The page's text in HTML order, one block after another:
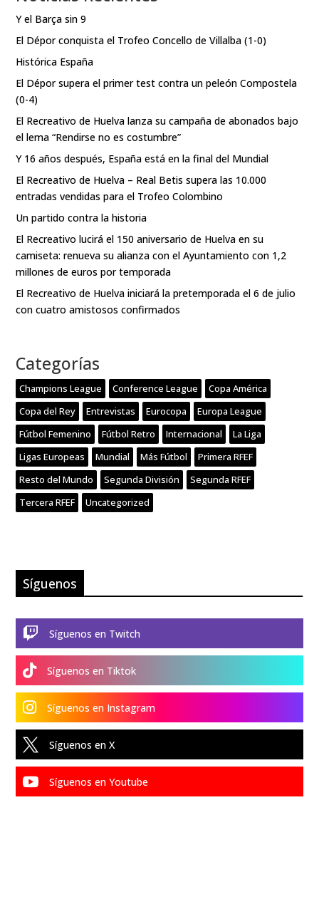
Y el Barça sin 9
El Dépor conquista el Trofeo Concello de Villalba (1-0)
Histórica España
El Dépor supera el primer test contra un peleón Compostela
(0-4)
El Recreativo de Huelva lanza su campaña de abonados bajo
el lema “Rendirse no es costumbre”
Y 16 años después, España está en la final del Mundial
El Recreativo de Huelva – Real Betis supera las 10.000
entradas vendidas para el Trofeo Colombino
Un partido contra la historia
El Recreativo lucirá el 150 aniversario de Huelva en su
camiseta: renueva su alianza con el Ayuntamiento con 1,2
millones de euros por temporada
El Recreativo de Huelva iniciará la pretemporada el 6 de julio
con cuatro amistosos confirmados
Categorías
Champions League Conference League
Copa América
Copa del Rey
Entrevistas Eurocopa
Europa League
Fútbol Femenino
Fútbol Retro Internacional
La Liga
Ligas Europeas
Mundial Más Fútbol
Primera RFEF
Resto del Mundo
Segunda División
Segunda RFEF
Tercera RFEF
Uncategorized
Síguenos
 Síguenos en Twitch
 Síguenos en Tiktok
 Síguenos en Instagram
 Síguenos en X
 Síguenos en Youtube